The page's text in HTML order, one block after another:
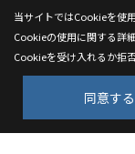
Copyright (c) Kenwa
当サイトではCookieを使用
Cookieの使用に関する詳
Cookieを受け入れるか拒
同意する